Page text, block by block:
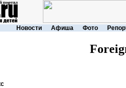
Новости Афиша Фото